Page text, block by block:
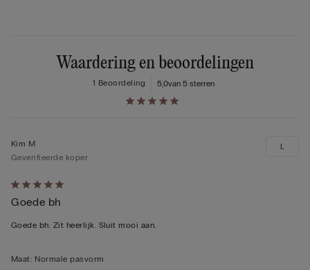
Waardering en beoordelingen
5,0van 5 sterren
1 Beoordeling
5
op
5
Kim M
Geverifieerde koper
Goede bh
Goede bh. Zit heerlijk. Sluit mooi aan.
L
Maat: Normale pasvorm